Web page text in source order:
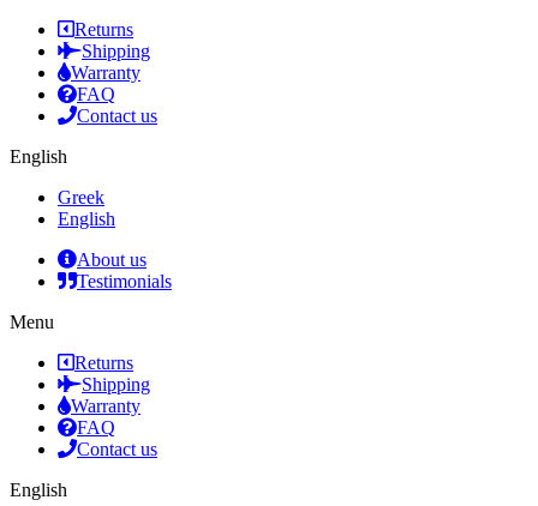
Returns
Shipping
Warranty
FAQ
Contact us
English
Greek
English
About us
Testimonials
Menu
Returns
Shipping
Warranty
FAQ
Contact us
English